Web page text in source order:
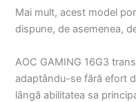
Mai mult, acest model
dispune, de asemenea,
AOC GAMING 16G3
adaptându-se fără efort
lângă abilitatea sa